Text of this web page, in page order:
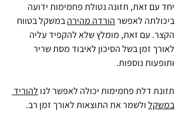
יחד עם זאת, תזונה נטולת פחמימות ידועה
ביכולתה לאפשר הורדה מהירה במשקל בטווח
הקצר. עם זאת, מומלץ שלא להקפיד עליה
לאורך זמן בשל הסיכון לאיבוד מסת שריר
ותופעות נוספות.
תזונת דלת פחמימות יכולה לאפשר לנו להוריד
במשקל ולשמר את התוצאות לאורך זמן רב.